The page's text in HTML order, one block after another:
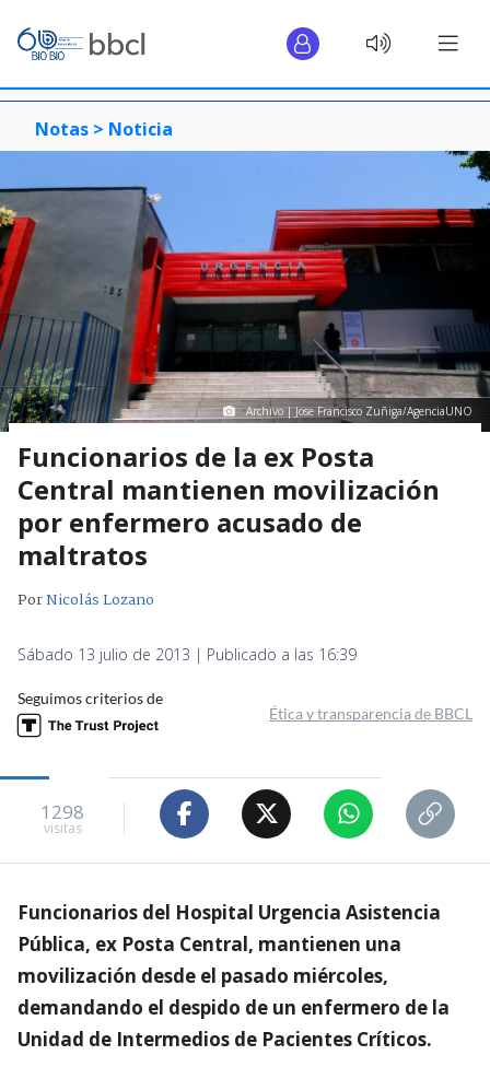
Notas > Noticia
Archivo | Jose Francisco Zuñiga/AgenciaUNO
Funcionarios de la ex Posta
Central mantienen movilización
por enfermero acusado de
maltratos
PorNicolás Lozano
Sábado 13 julio de 2013 | Publicado a las 16:39
Seguimos criterios de
Ética y transparencia de BBCL
1298
visitas
Funcionarios del Hospital Urgencia Asistencia
Pública, ex Posta Central, mantienen una
movilización desde el pasado miércoles,
demandando el despido de un enfermero de la
Unidad de Intermedios de Pacientes Críticos.